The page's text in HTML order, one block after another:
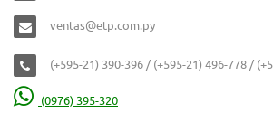
ventas@etp.com.py
(+595-21) 390-396 / (+595-21) 496-778 /
(0976) 395-320